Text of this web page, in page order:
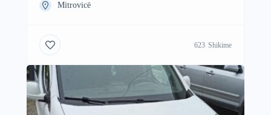
Mitrovicë
623 Shikime